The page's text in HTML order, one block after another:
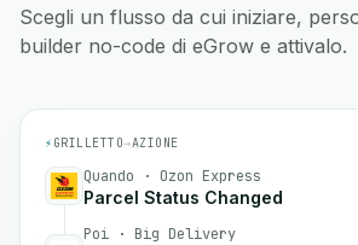
Scegli un flusso da cui iniziare,
builder no-code di eGrow e attivalo.
⚡ GRILLETTO→AZIONE
Quando · Ozon Express
Parcel Status Changed
Poi · Big Delivery